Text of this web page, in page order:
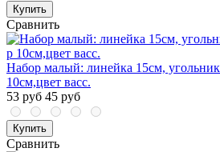
Купить
Сравнить
Набор малый: линейка 15см,
10см,цвет васс.
53 руб 45 руб
Купить
Сравнить